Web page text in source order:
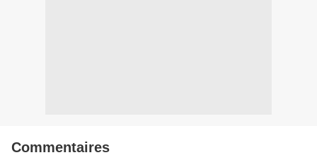
Commentaires